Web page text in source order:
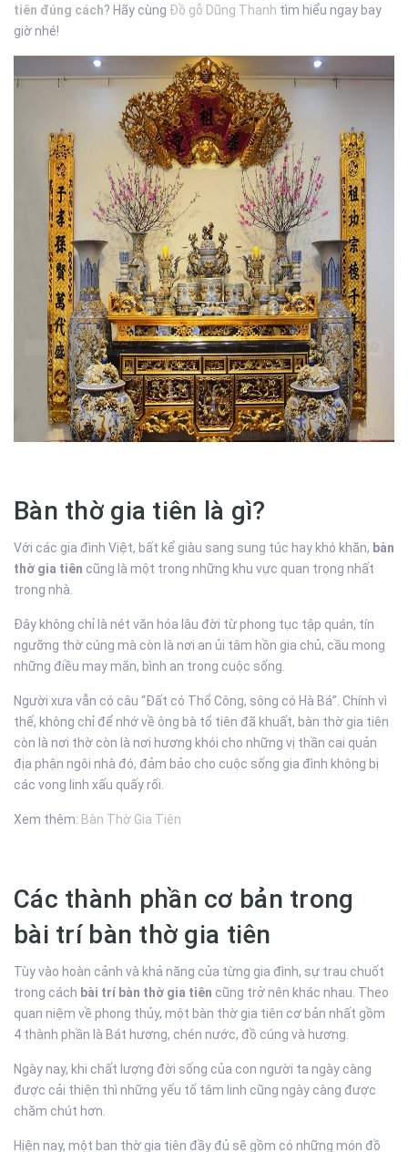
tiên đúng cách? Hãy cùng Đồ gỗ Dũng Thanh tìm hiểu ngay bay
giờ nhé!
Bàn thờ gia tiên là gì?
Với các gia đình Việt, bất kể giàu sang sung túc hay khó khăn, bàn
thờ gia tiên cũng là một trong những khu vực quan trọng nhất
trong nhà.
Đây không chỉ là nét văn hóa lâu đời từ phong tục tập quán, tín
ngưỡng thờ cúng mà còn là nơi an ủi tâm hồn gia chủ, cầu mong
những điều may mắn, bình an trong cuộc sống.
Người xưa vẫn có câu “Đất có Thổ Công, sông có Hà Bá”. Chính vì
thế, không chỉ để nhớ về ông bà tổ tiên đã khuất, bàn thờ gia tiên
còn là nơi thờ còn là nơi hương khói cho những vị thần cai quản
địa phận ngôi nhà đó, đảm bảo cho cuộc sống gia đình không bị
các vong linh xấu quấy rối.
Xem thêm: Bàn Thờ Gia Tiên
Các thành phần cơ bản trong
bài trí bàn thờ gia tiên
Tùy vào hoàn cảnh và khả năng của từng gia đình, sự trau chuốt
trong cách bài trí bàn thờ gia tiên cũng trở nên khác nhau. Theo
quan niệm về phong thủy, một bàn thờ gia tiên cơ bản nhất gồm
4 thành phần là Bát hương, chén nước, đồ cúng và hương.
Ngày nay, khi chất lượng đời sống của con người ta ngày càng
được cải thiện thì những yếu tố tâm linh cũng ngày càng được
chăm chút hơn.
Hiện nay, một ban thờ gia tiên đầy đủ sẽ gồm có những món đồ